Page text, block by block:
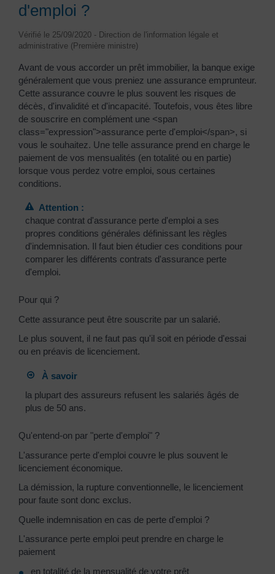
d'emploi ?
Vérifié le 25/09/2020 - Direction de l'information légale et
administrative (Première ministre)
Avant de vous accorder un prêt immobilier, la banque exige
généralement que vous preniez une assurance emprunteur.
Cette assurance couvre le plus souvent les risques de
décès, d'invalidité et d'incapacité. Toutefois, vous êtes libre
de souscrire en complément une <span
class="expression">assurance perte d'emploi</span>, si
vous le souhaitez. Une telle assurance prend en charge le
paiement de vos mensualités (en totalité ou en partie)
lorsque vous perdez votre emploi, sous certaines
conditions.
Attention :
chaque contrat d'assurance perte d'emploi a ses
propres conditions générales définissant les règles
d'indemnisation. Il faut bien étudier ces conditions pour
comparer les différents contrats d'assurance perte
d'emploi.
Pour qui ?
Cette assurance peut être souscrite par un salarié.
Le plus souvent, il ne faut pas qu'il soit en période d'essai
ou en préavis de licenciement.
À savoir
la plupart des assureurs refusent les salariés âgés de
plus de 50 ans.
Qu'entend-on par "perte d'emploi" ?
L'assurance perte d'emploi couvre le plus souvent le
licenciement économique.
La démission, la rupture conventionnelle, le licenciement
pour faute sont donc exclus.
Quelle indemnisation en cas de perte d'emploi ?
L'assurance perte emploi peut prendre en charge le
paiement
en totalité de la mensualité de votre prêt